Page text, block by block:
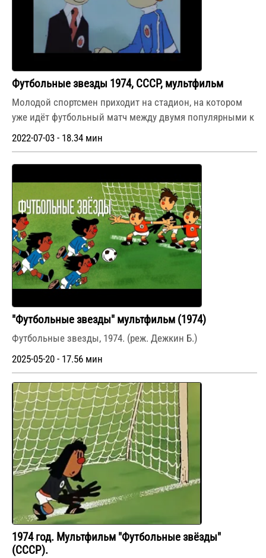
Футбольные звезды 1974, СССР, мультфильм
Молодой спортсмен приходит на стадион, на котором
уже идёт футбольный матч между двумя популярными к
2022-07-03 - 18.34 мин
"Футбольные звезды" мультфильм (1974)
Футбольные звезды, 1974. (реж. Дежкин Б.)
2025-05-20 - 17.56 мин
1974 год. Мультфильм "Футбольные звёзды"
(СССР).